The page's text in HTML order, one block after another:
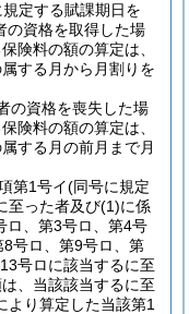
定する賦課期日を
の資格を取得した場
険料の額の算定は、
する月から月割りを
の資格を喪失した場
険料の額の算定は、
する月の前月まで月
第1号イ(同号に規定
至った者及び(1)に係
ロ、第3号ロ、第4号
号ロ、第9号ロ、第
号ロに該当するに至
、当該該当するに至
より算定した当該第1